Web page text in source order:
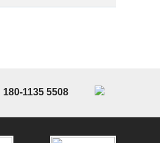
180-1135 5508